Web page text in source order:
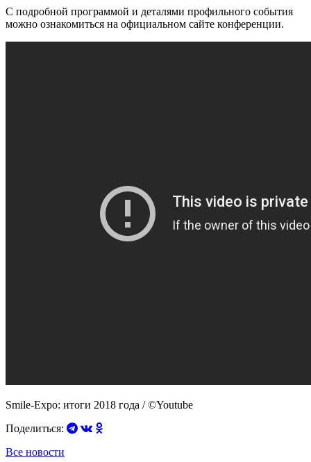
С подробной программой и деталями профильного события
можно ознакомиться на официальном сайте конференции.
Smile-Expo: итоги 2018 года / ©Youtube
Поделиться:
Все новости